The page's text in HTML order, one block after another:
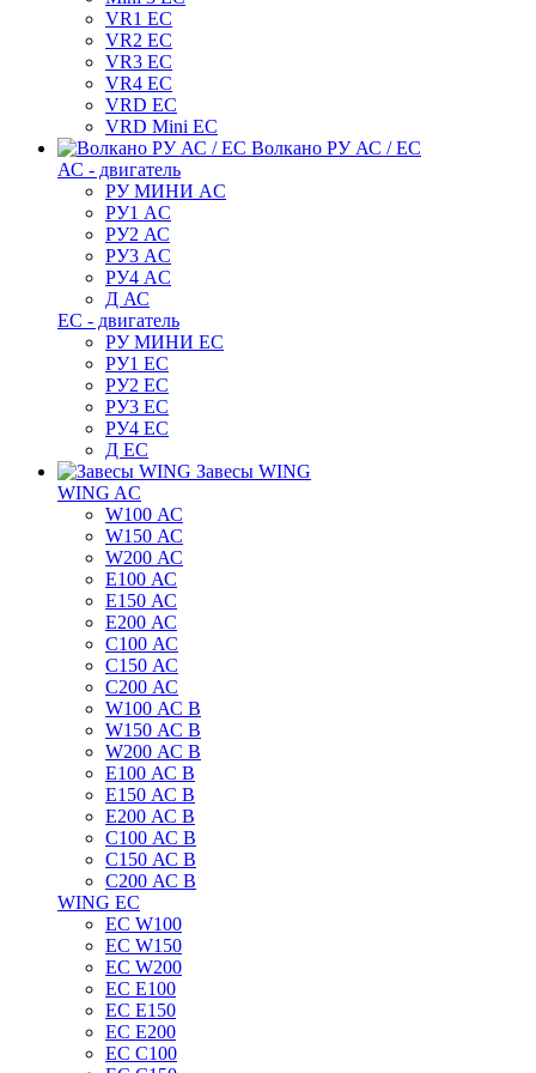
VR1 EC
VR2 EC
VR3 EC
VR4 EC
VRD EC
VRD Mini EC
Волкано РУ АС / ЕС
АС - двигатель
РУ МИНИ AC
РУ1 AC
РУ2 АС
РУ3 AC
РУ4 AC
Д АС
ЕС - двигатель
РУ МИНИ EC
РУ1 EC
РУ2 EC
РУ3 EC
РУ4 EC
Д ЕС
Завесы WING
WING AC
W100 АС
W150 АС
W200 АС
E100 АС
E150 АС
E200 АС
C100 АС
C150 АС
C200 АС
W100 АС B
W150 АС B
W200 АС B
E100 АС B
E150 АС B
E200 АС B
C100 АС B
C150 АС B
C200 АС B
WING EC
ЕС W100
ЕС W150
ЕС W200
ЕС E100
ЕС E150
ЕС E200
ЕС C100